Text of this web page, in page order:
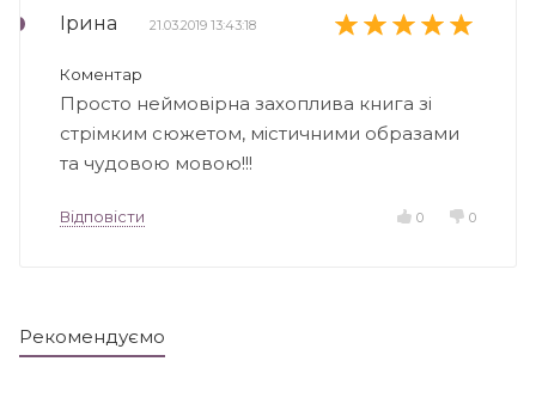
Ірина 21.03.2019 13:43:18
Коментар
Просто неймовірна захоплива книга зі
стрімким сюжетом, містичними образами
та чудовою мовою!!!
Відповісти 0 0
Рекомендуємо